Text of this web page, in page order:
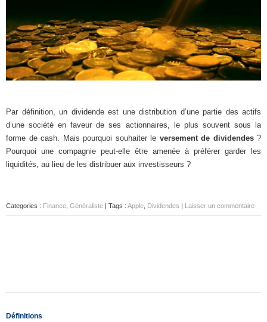
Par définition, un dividende est une distribution d’une partie des actifs
d’une société en faveur de ses actionnaires, le plus souvent sous la
forme de cash. Mais pourquoi souhaiter le versement de dividendes?
Pourquoi une compagnie peut-elle être amenée à préférer garder les
liquidités, au lieu de les distribuer aux investisseurs ?
Categories : Finance Généraliste | Tags : Apple Dividendes | Laisser un commentaire
Définitions